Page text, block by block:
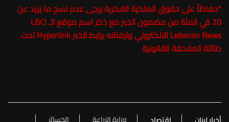
*حفاظاً على حقوق الملكية الفكرية يرجى عدم نسخ ما يزيد عن
20 في المئة من مضمون الخبر مع ذكر اسم موقع الـ
LBCI
Lebanon News
الالكتروني وارفاقه برابط الخبر Hyperlink تحت
طائلة الملاحقة القانونية